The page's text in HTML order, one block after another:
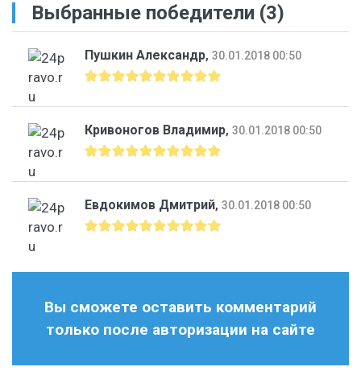
Выбранные победители (3)
Пушкин Александр, 30.01.2018 00:50
Кривоногов Владимир, 30.01.2018 00:50
Евдокимов Дмитрий, 30.01.2018 00:50
Вы сможете оставить комментарий
только после авторизации на сайте